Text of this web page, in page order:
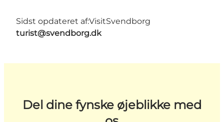
Sidst opdateret af:VisitSvendborg
turist@svendborg.dk
Del dine fynske øjeblikke med